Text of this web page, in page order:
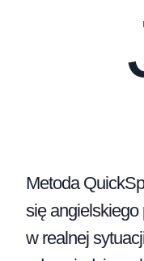
Metoda
się angielskiego
w realnej